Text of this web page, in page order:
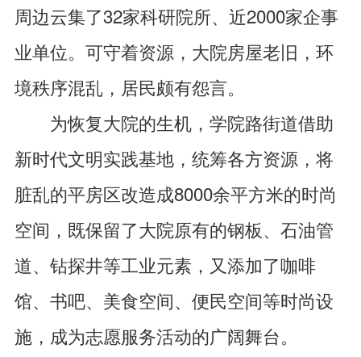
周边云集了32家科研院所、近2000家企事
业单位。可守着资源，大院房屋老旧，环
境秩序混乱，居民颇有怨言。
为恢复大院的生机，学院路街道借助
新时代文明实践基地，统筹各方资源，将
脏乱的平房区改造成8000余平方米的时尚
空间，既保留了大院原有的钢板、石油管
道、钻探井等工业元素，又添加了咖啡
馆、书吧、美食空间、便民空间等时尚设
施，成为志愿服务活动的广阔舞台。